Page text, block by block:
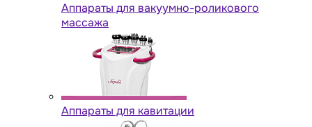
Аппараты для вакуумно-роликового
массажа
Аппараты для кавитации